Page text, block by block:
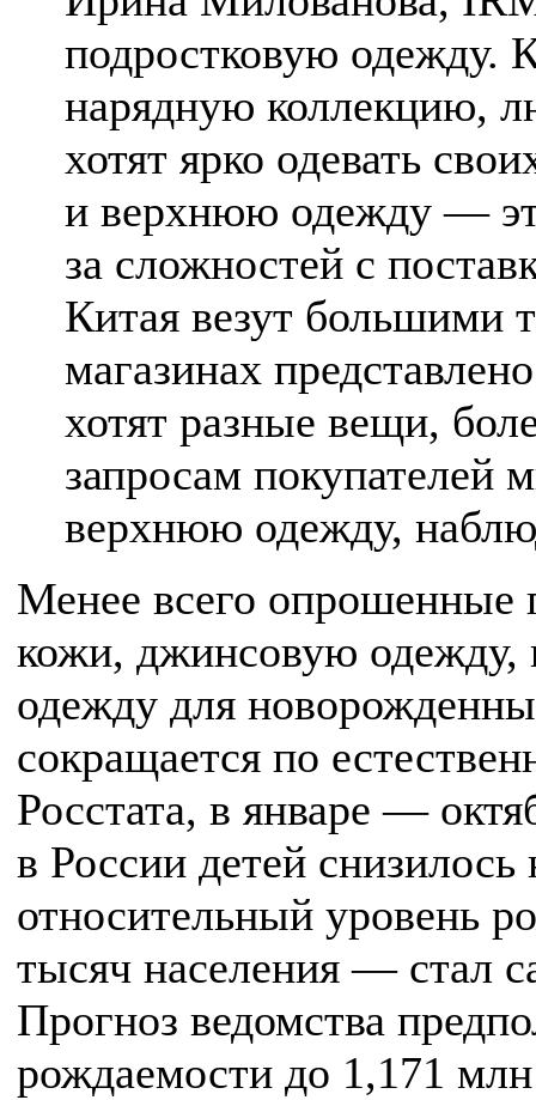
подростковую одежду.
нарядную коллекцию,
хотят ярко одевать
и верхнюю одежду —
за сложностей с
Китая везут большими
магазинах
хотят разные вещи,
запросам покупателей
верхнюю одежду,
Менее всего опрошенные
кожи, джинсовую одежду,
одежду для
сокращается по
Росстата, в январе —
в России детей
относительный уровень
тысяч населения — стал
Прогноз ведомства
рождаемости до 1,171